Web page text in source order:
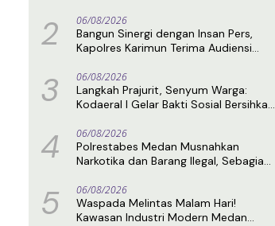
2 06/08/2026
Bangun Sinergi dengan Insan Pers,
Kapolres Karimun Terima Audiensi
3 06/08/2026
Langkah Prajurit, Senyum Warga:
Kodaeral I Gelar Bakti Sosial Bersihkan
4 06/08/2026
Polrestabes Medan Musnahkan
Narkotika dan Barang Ilegal, Sebagian
5 06/08/2026
Waspada Melintas Malam Hari!
Kawasan Industri Modern Medan